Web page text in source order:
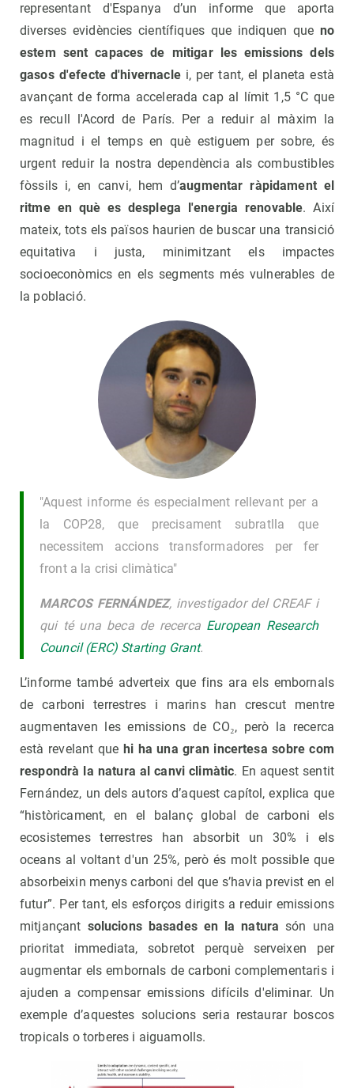
representant d'Espanya d’un informe que aporta
diverses evidències científiques que indiquen que no
estem sent capaces de mitigar les emissions dels
gasos d'efecte d'hivernacle i, per tant, el planeta està
avançant de forma accelerada cap al límit 1,5 °C que
es recull l'Acord de París. Per a reduir al màxim la
magnitud i el temps en què estiguem per sobre, és
urgent reduir la nostra dependència als combustibles
fòssils i, en canvi, hem d’augmentar ràpidament el
ritme en què es desplega l'energia renovable. Així
mateix, tots els països haurien de buscar una transició
equitativa i justa, minimitzant els impactes
socioeconòmics en els segments més vulnerables de
la població.
"Aquest informe és especialment rellevant per a
la COP28, que precisament subratlla que
necessitem accions transformadores per fer
front a la crisi climàtica"
MARCOS FERNÁNDEZ, investigador del CREAF i
qui té una beca de recerca European Research
Council (ERC) Starting Grant.
L’informe també adverteix que fins ara els embornals
de carboni terrestres i marins han crescut mentre
augmentaven les emissions de CO₂, però la recerca
està revelant que hi ha una gran incertesa sobre com
respondrà la natura al canvi climàtic. En aquest sentit
Fernández, un dels autors d’aquest capítol, explica que
“històricament, en el balanç global de carboni els
ecosistemes terrestres han absorbit un 30% i els
oceans al voltant d'un 25%, però és molt possible que
absorbeixin menys carboni del que s’havia previst en el
futur”. Per tant, els esforços dirigits a reduir emissions
mitjançant solucions basades en la naturasón una
prioritat immediata, sobretot perquè serveixen per
augmentar els embornals de carboni complementaris i
ajuden a compensar emissions difícils d'eliminar. Un
exemple d’aquestes solucions seria restaurar boscos
tropicals o torberes i aiguamolls.